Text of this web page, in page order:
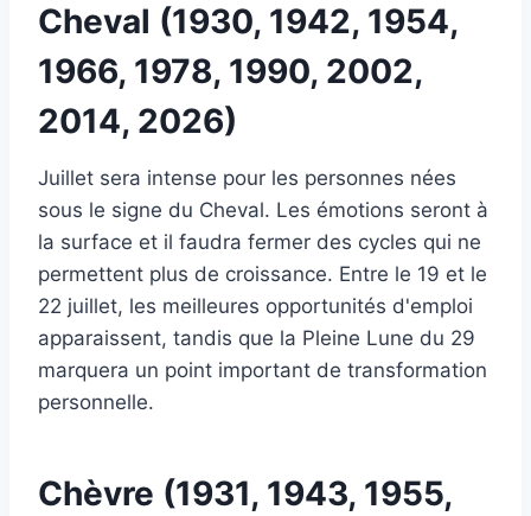
Cheval (1930, 1942, 1954,
1966, 1978, 1990, 2002,
2014, 2026)
Juillet sera intense pour les personnes nées
sous le signe du Cheval. Les émotions seront à
la surface et il faudra fermer des cycles qui ne
permettent plus de croissance. Entre le 19 et le
22 juillet, les meilleures opportunités d'emploi
apparaissent, tandis que la Pleine Lune du 29
marquera un point important de transformation
personnelle.
Chèvre (1931, 1943, 1955,